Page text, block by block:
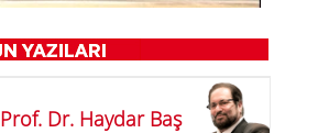
Prof. Dr. Haydar Baş